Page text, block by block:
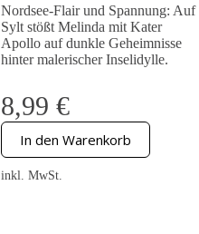
Nordsee-Flair und Spannung: Auf
Sylt stößt Melinda mit Kater
Apollo auf dunkle Geheimnisse
hinter malerischer Inselidylle.
8,99 €
In den Warenkorb
inkl. MwSt.